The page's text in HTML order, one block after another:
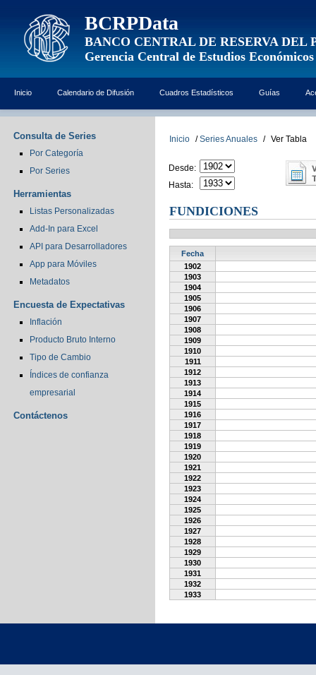
BCRPData
BANCO CENTRAL DE RESERVA DEL
Gerencia Central de Estudios Económicos
Inicio Calendario de Difusión Cuadros Estadísticos Guías
Consulta de Series
Por Categoría
Por Series
Herramientas
Listas Personalizadas
Add-In para Excel
API para Desarrolladores
App para Móviles
Metadatos
Encuesta de Expectativas
Inflación
Producto Bruto Interno
Tipo de Cambio
Índices de confianza
empresarial
Contáctenos
Inicio / Series Anuales / Ver Tabla
Desde:
Hasta:
FUNDICIONES
Fecha
1902
1903
1904
1905
1906
1907
1908
1909
1910
1911
1912
1913
1914
1915
1916
1917
1918
1919
1920
1921
1922
1923
1924
1925
1926
1927
1928
1929
1930
1931
1932
1933